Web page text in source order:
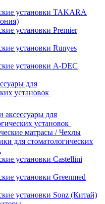
установки TAKARA
установки Premier
установки Runyes
установки A-DEC
для
установок
аксессуары для
установок
матрасы / Чехлы
для стоматологических
установки Castellini
установки Greenmed
установки Sonz (Китай)